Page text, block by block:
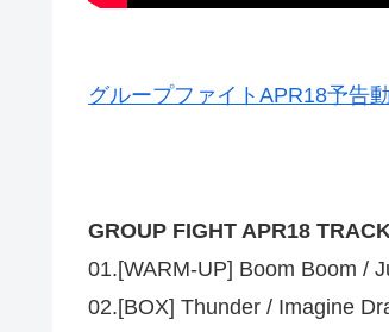
グループファイトAPR18予告
GROUP FIGHT APR18
01.[WARM-UP] Boom Boom /
02.[BOX] Thunder / Imagine